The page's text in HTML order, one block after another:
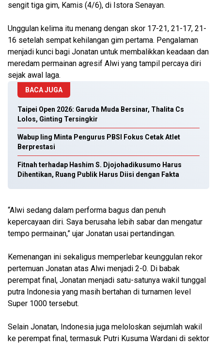
sengit tiga gim, Kamis (4/6), di Istora Senayan.
Unggulan kelima itu menang dengan skor 17-21, 21-17, 21-
16 setelah sempat kehilangan gim pertama. Pengalaman
menjadi kunci bagi Jonatan untuk membalikkan keadaan dan
meredam permainan agresif Alwi yang tampil percaya diri
sejak awal laga.
BACA JUGA
Taipei Open 2026: Garuda Muda Bersinar, Thalita Cs
Lolos, Ginting Tersingkir
Wabup Iing Minta Pengurus PBSI Fokus Cetak Atlet
Berprestasi
Fitnah terhadap Hashim S. Djojohadikusumo Harus
Dihentikan, Ruang Publik Harus Diisi dengan Fakta
“Alwi sedang dalam performa bagus dan penuh
kepercayaan diri. Saya berusaha lebih sabar dan mengatur
tempo permainan,” ujar Jonatan usai pertandingan.
Kemenangan ini sekaligus memperlebar keunggulan rekor
pertemuan Jonatan atas Alwi menjadi 2-0. Di babak
perempat final, Jonatan menjadi satu-satunya wakil tunggal
putra Indonesia yang masih bertahan di turnamen level
Super 1000 tersebut.
Selain Jonatan, Indonesia juga meloloskan sejumlah wakil
ke perempat final, termasuk Putri Kusuma Wardani di sektor